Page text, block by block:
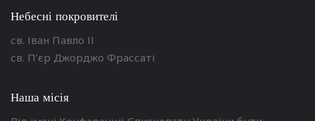
Небесні покровителі
св. Іван Павло ІІ
св. П’єр Джорджо Фрассаті
Наша місія